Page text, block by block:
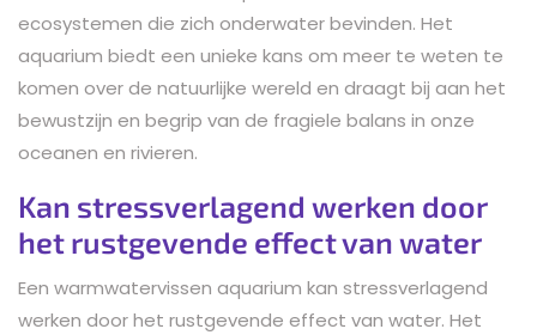
ecosystemen die zich onderwater bevinden. Het
aquarium biedt een unieke kans om meer te weten te
komen over de natuurlijke wereld en draagt bij aan het
bewustzijn en begrip van de fragiele balans in onze
oceanen en rivieren.
Kan stressverlagend werken door
het rustgevende effect van water
Een warmwatervissen aquarium kan stressverlagend
werken door het rustgevende effect van water. Het